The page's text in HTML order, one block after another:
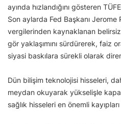
ayında hızlandığını gösteren
Son aylarda Fed Başkanı
vergilerinden kaynaklanan
gör yaklaşımını sürdürerek, faiz
siyasi baskılara sürekli olarak
Dün bilişim teknolojisi hisseleri,
meydan okuyarak yükselişle
sağlık hisseleri en önemli